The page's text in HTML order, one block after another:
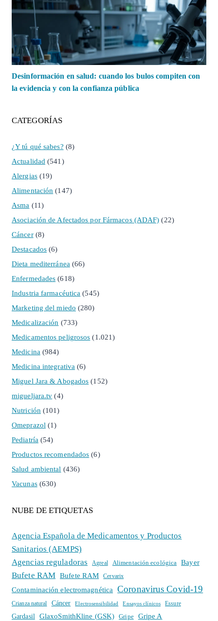
Desinformación en salud: cuando los bulos compiten con
la evidencia y con la confianza pública
CATEGORÍAS
¿Y tú qué sabes? (8)
Actualidad (541)
Alergias(19)
Alimentación (147)
Asma (11)
Asociación de Afectados por Fármacos (ADAF) (22)
Cáncer(8)
Destacados (6)
Dieta mediterránea (66)
Enfermedades (618)
Industria farmacéutica (545)
Marketing del miedo (280)
Medicalización (733)
Medicamentos peligrosos (1.021)
Medicina (984)
Medicina integrativa (6)
Miguel Jara & Abogados (152)
migueljara.tv (4)
Nutrición (101)
Omeprazol (1)
Pediatría (54)
Productos recomendados (6)
Salud ambiental (436)
Vacunas(630)
NUBE DE ETIQUETAS
Agencia Española de Medicamentos y Productos
Sanitarios (AEMPS)
Agencias reguladoras
Agreal Alimentación ecológica Bayer
Bufete RAM Bufete RAM Cervarix
Contaminación electromagnética Coronavirus Covid-19
Crianza natural Cáncer Electrosensibilidad Ensayos clínicos Essure
Gardasil GlaxoSmithKline (GSK) Gripe Gripe A